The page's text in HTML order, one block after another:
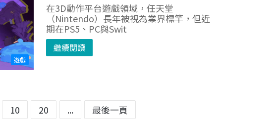
遊戲
在3D動作平台遊戲領域，任天堂
（Nintendo）長年被視為業界標竿，但近
期在PS5、PC與Swit
繼續閱讀
10 20 ... 最後一頁